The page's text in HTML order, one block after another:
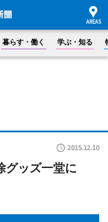
暮らす・働く 学ぶ・知る
2015.12.10
グッズ一堂に